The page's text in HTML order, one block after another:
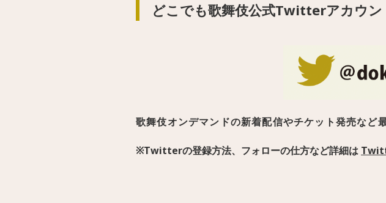
どこでも歌舞伎公式Twitterアカウン
歌舞伎オンデマンドの新着配信やチケット発売など
※Twitterの登録方法、フォローの仕方など詳細は